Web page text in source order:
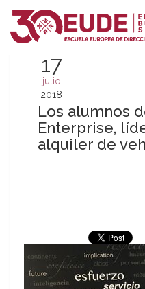
17
julio
2018
Los alumnos
Enterprise,
alquiler de